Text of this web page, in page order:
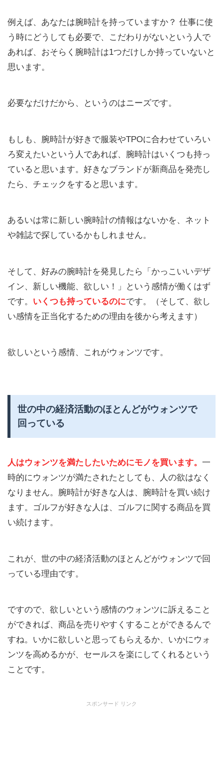
例えば、あなたは腕時計を持っていますか？ 仕事に使
う時にどうしても必要で、こだわりがないという人で
あれば、おそらく腕時計は1つだけしか持っていないと
思います。
必要なだけだから、というのはニーズです。
もしも、腕時計が好きで服装やTPOに合わせていろい
ろ変えたいという人であれば、腕時計はいくつも持っ
ていると思います。好きなブランドが新商品を発売し
たら、チェックをすると思います。
あるいは常に新しい腕時計の情報はないかを、ネット
や雑誌で探しているかもしれません。
そして、好みの腕時計を発見したら「かっこいいデザ
イン、新しい機能、欲しい！」という感情が働くはず
です。 いくつも持っているのにです。（そして、欲し
い感情を正当化するための理由を後から考えます）
欲しいという感情、これがウォンツです。
世の中の経済活動のほとんどがウォンツで
回っている
人はウォンツを満たしたいためにモノを買います。 一
時的にウォンツが満たされたとしても、人の欲はなく
なりません。腕時計が好きな人は、腕時計を買い続け
ます。ゴルフが好きな人は、ゴルフに関する商品を買
い続けます。
これが、世の中の経済活動のほとんどがウォンツで回
っている理由です。
ですので、欲しいという感情のウォンツに訴えること
ができれば、商品を売りやすくすることができるんで
すね。いかに欲しいと思ってもらえるか、いかにウォ
ンツを高めるかが、セールスを楽にしてくれるという
ことです。
スポンサード リンク